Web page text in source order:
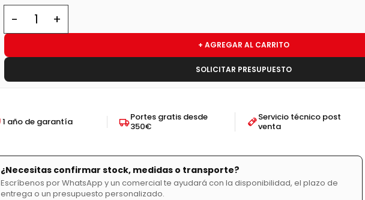
+ AGREGAR AL CARRITO
SOLICITAR PRESUPUESTO
1 año de garantía
Portes gratis desde
350€
Servicio técnico post
venta
¿Necesitas confirmar stock, medidas o transporte?
Escríbenos por WhatsApp y un comercial te ayudará con la disponibilidad, el plazo de
entrega o un presupuesto personalizado.